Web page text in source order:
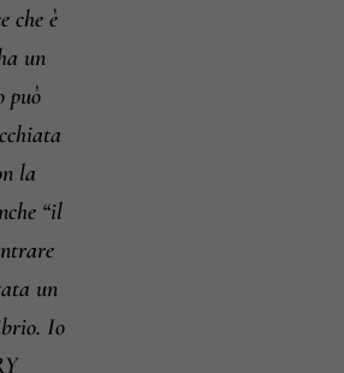
che è
un
può
la
“il
un
Io